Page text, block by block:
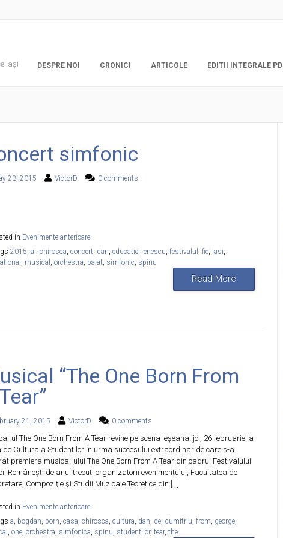
Iași DESPRE NOI CRONICI ARTICOLE EDITII INTEGRALE
simfonic
23, 2015 VictorD 0 comments
in Evenimente anterioare
2015, al , chirosca, concert, dan, educatiei, enescu, festivalul , fie, iasi,
, musical , orchestra, palat, simfonic, spinu
Read More
“The One Born From
21, 2015 VictorD 0 comments
ul The One Born From A Tear revine pe scena ieșeana: joi, 26 februarie la
de Cultura a Studentilor În urma succesului extraordinar de care s-a
premiera musical-ului The One Born From A Tear din cadrul Festivalului
Românești de anul trecut, organizatorii evenimentului, Facultatea de
Compoziţie şi Studii Muzicale Teoretice din […]
in Evenimente anterioare
a bogdan born casa chirosca cultura dan de, dumitriu from george,
one, orchestra simfonica spinu studentilor, tear, the